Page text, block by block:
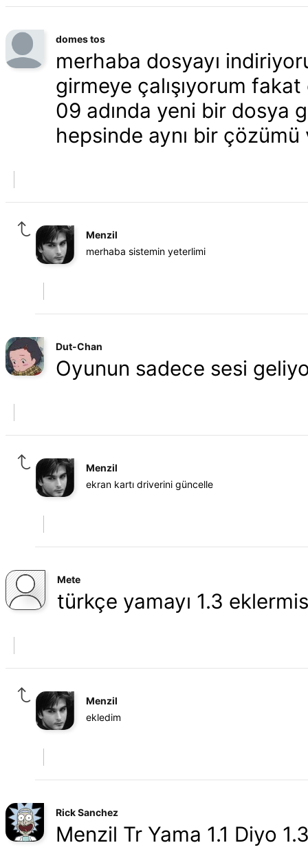
domes tos
merhaba dosyayı
girmeye çalışıyorum
09 adında yeni bir dosya
hepsinde aynı bir çözümü
Menzil
merhaba sistemin yeterlimi
Dut-Chan
Oyunun sadece sesi
Menzil
ekran kartı driverini güncelle
Mete
türkçe yamayı 1.3
Menzil
ekledim
Rick Sanchez
Menzil Tr Yama 1.1 Diyo